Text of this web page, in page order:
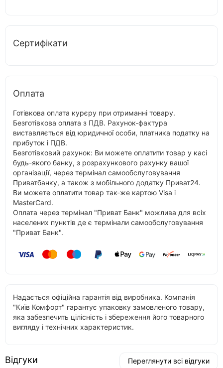
Сертифікати
Оплата
Готівкова оплата курєру при отриманні товару.
Безготівкова оплата з ПДВ. Рахунок-фактура
виставляється від юридичної особи, платника податку на
прибуток і ПДВ.
Безготівковий рахунок: Ви можете оплатити товар у касі
будь-якого банку, з розрахункового рахунку вашої
організації, через термінал самообслуговування
Приватбанку, а також з мобільного додатку Приват24.
Ви можете оплатити товар так-же картою Visa і
MasterCard.
Оплата через термінал "Приват Банк" можлива для всіх
населених пунктів де є термінали самообслуговування
"Приват Банк".
Надається офіційна гарантія від виробника. Компанія
"Київ Комфорт" гарантує упаковку замовленого товару,
яка забезпечить цілісність і збереження його товарного
вигляду і технічних характеристик.
Відгуки Переглянути всі відгуки